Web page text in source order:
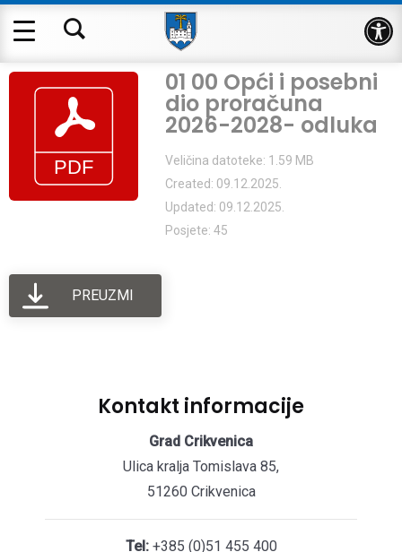
01 00 Opći i posebni
dio proračuna
2026-2028- odluka
Veličina datoteke: 1.59 MB
Created: 09.12.2025.
Updated: 09.12.2025.
Posjete: 45
PREUZMI
Kontakt informacije
Grad Crikvenica
Ulica kralja Tomislava 85,
51260 Crikvenica
Tel:+385 (0)51 455 400